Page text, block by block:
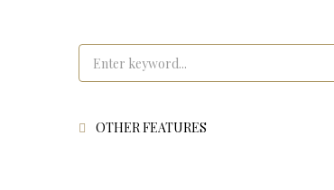
OTHER FEATURES